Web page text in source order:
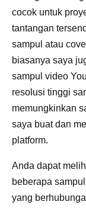
cocok untuk
tantangan
sampul atau
biasanya saya
sampul video
resolusi tinggi
memungkinkan
saya buat dan
platform.
Anda dapat
beberapa
yang